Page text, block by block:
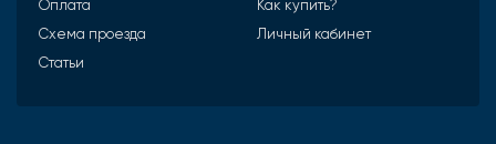
Оплата
Как купить?
Схема проезда
Личный кабинет
Статьи